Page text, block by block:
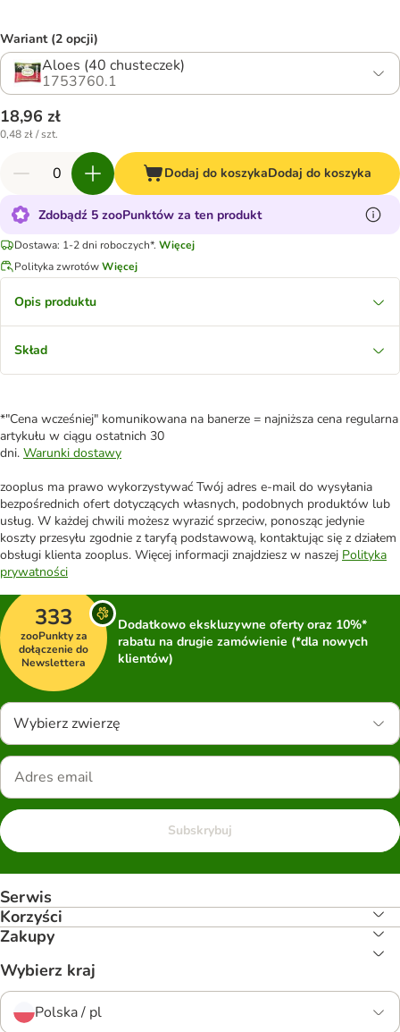
Wariant (2 opcji)
Aloes (40 chusteczek)
1753760.1
18,96 zł
0,48 zł / szt.
Dodaj do koszykaDodaj do koszyka
Zdobądź 5 zooPunktów za ten produkt
Dostawa: 1-2 dni roboczych*. Więcej
Polityka zwrotówWięcej
Opis produktu
Skład
*"Cena wcześniej" komunikowana na banerze = najniższa cena regularna
artykułu w ciągu ostatnich 30
dni. Warunki dostawy
zooplus ma prawo wykorzystywać Twój adres e-mail do wysyłania
bezpośrednich ofert dotyczących własnych, podobnych produktów lub
usług. W każdej chwili możesz wyrazić sprzeciw, ponosząc jedynie
koszty przesyłu zgodnie z taryfą podstawową, kontaktując się z działem
obsługi klienta zooplus. Więcej informacji znajdziesz w naszej Polityka
prywatności
333
zooPunkty za
dołączenie do
Newslettera
Dodatkowo ekskluzywne oferty oraz 10%*
rabatu na drugie zamówienie (*dla nowych
klientów)
Wybierz zwierzę
Subskrybuj
Serwis
Korzyści
Zakupy
Wybierz kraj
Polska / pl